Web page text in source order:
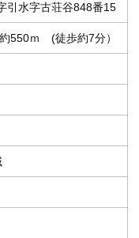
引水字古荘谷848番15
550ｍ (徒歩約7分）